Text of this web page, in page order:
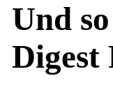
Und
Digest